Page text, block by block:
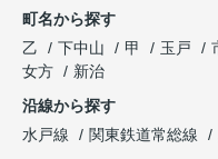
町名から探す
乙
下中山 甲 玉戸
女方
新治
沿線から探す
水戸線
関東鉄道常総線